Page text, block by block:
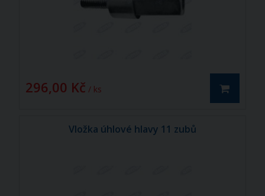
296,00 Kč / ks
Vložka úhlové hlavy 11 zubů